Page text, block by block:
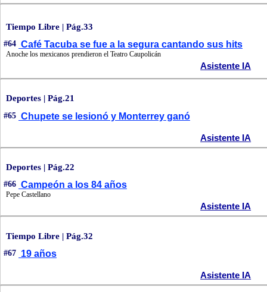
Tiempo Libre | Pág.33
#64 Café Tacuba se fue a la segura cantando sus hits
Anoche los mexicanos prendieron el Teatro Caupolicán
Asistente IA
Deportes | Pág.21
#65 Chupete se lesionó y Monterrey ganó
Asistente IA
Deportes | Pág.22
#66 Campeón a los 84 años
Pepe Castellano
Asistente IA
Tiempo Libre | Pág.32
#67 19 años
Asistente IA